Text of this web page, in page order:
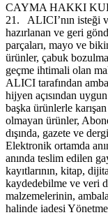
CAYMA HAKKI
21.
ALICI’nın isteği
hazırlanan ve geri
parçaları, mayo ve
ürünler, çabuk
geçme ihtimali olan
ALICI tarafından
hijyen açısından
başka ürünlerle
olmayan ürünler,
dışında, gazete ve
Elektronik ortamda
anında teslim edilen
kayıtlarının, kitap,
kaydedebilme ve veri
malzemelerinin,
halinde iadesi